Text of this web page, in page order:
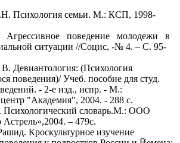
Психология семьи. М.: КСП, 1998-
поведение молодежи в
ситуации //Социс, -№ 4. – С. 95-
Девиантология: (Психология
поведения)/ Учеб. пособие для студ.
- 2-е изд., испр. - М.:
"Академия", 2004. - 288 с.
Психологический словарь.М.: ООО
Астрель»,2004. – 479с.
Кроскультурное изучение